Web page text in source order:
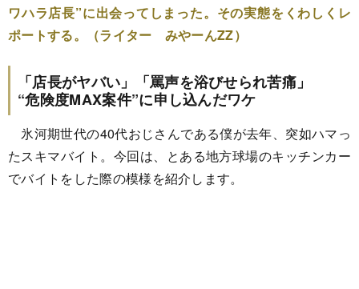
ワハラ店長”に出会ってしまった。その実態をくわしくレ
ポートする。（ライター みやーんZZ）
「店長がヤバい」「罵声を浴びせられ苦痛」
“危険度MAX案件”に申し込んだワケ
氷河期世代の40代おじさんである僕が去年、突如ハマっ
たスキマバイト。今回は、とある地方球場のキッチンカー
でバイトをした際の模様を紹介します。